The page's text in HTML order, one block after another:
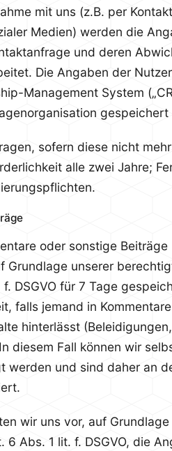
mit uns (z.B. per
Medien) werden die
und deren
Die Angaben der
Management System
gespeichert
sofern diese nicht
alle zwei Jahre;
oder sonstige
Grundlage unserer
DSGVO für 7 Tage
falls jemand in
hinterlässt
diesem Fall können wir
werden und sind daher an
wir uns vor, auf
6 Abs. 1 lit. f. DSGVO, die